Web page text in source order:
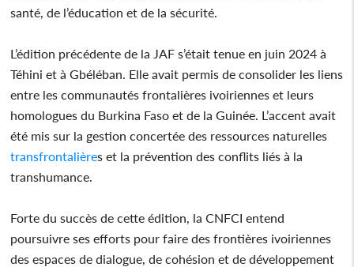
santé, de l’éducation et de la sécurité.
L’édition précédente de la JAF s’était tenue en juin 2024 à
Téhini et à Gbéléban. Elle avait permis de consolider les liens
entre les communautés frontalières ivoiriennes et leurs
homologues du Burkina Faso et de la Guinée. L’accent avait
été mis sur la gestion concertée des ressources naturelles
transfrontalières et la prévention des conflits liés à la
transhumance.
Forte du succès de cette édition, la CNFCI entend
poursuivre ses efforts pour faire des frontières ivoiriennes
des espaces de dialogue, de cohésion et de développement